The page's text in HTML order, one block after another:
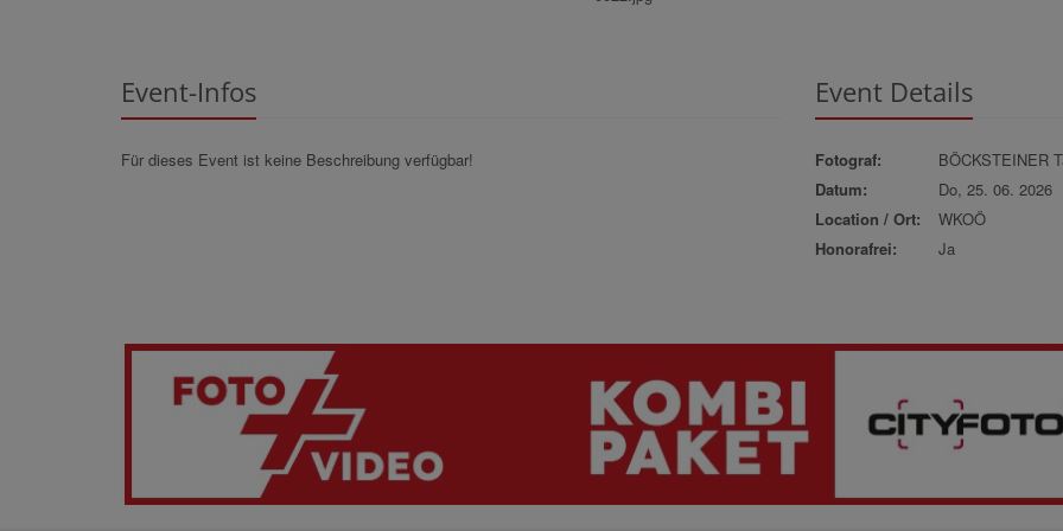
Event-Infos
Für dieses Event ist keine Beschreibung verfügbar!
Event Details
Fotograf:
BÖCKSTEINER
Datum:
Do, 25. 06. 2026
Location / Ort:
WKOÖ
Honorafrei:
Ja